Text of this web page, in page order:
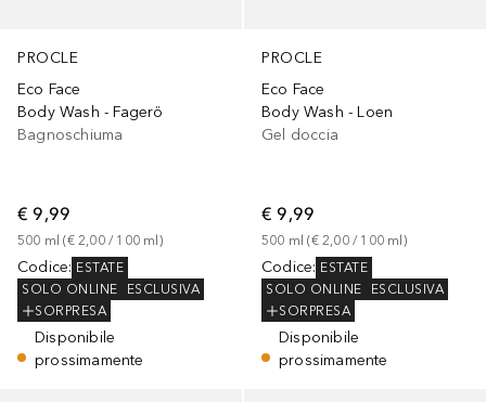
PROCLE
Eco Face
Body Wash - Fagerö
Bagnoschiuma
€ 9,99
500 ml (€ 2,00 / 100 ml )
Codice: ESTATE
SOLO ONLINE
ESCLUSIVA
SORPRESA
Disponibile
prossimamente
PROCLE
Eco Face
Body Wash - Loen
Gel doccia
€ 9,99
500 ml (€ 2,00 / 100 ml )
Codice: ESTATE
SOLO ONLINE
ESCLUSIVA
SORPRESA
Disponibile
prossimamente